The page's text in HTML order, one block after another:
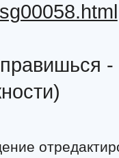
-